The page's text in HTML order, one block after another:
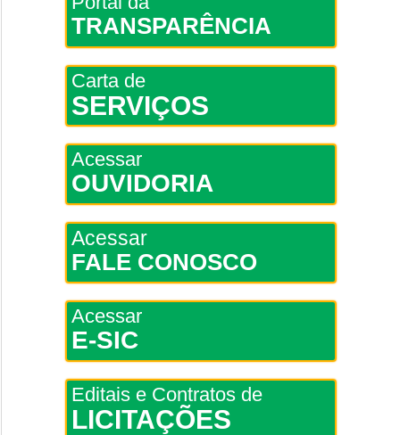
TRANSPARÊNCIA
Carta de
SERVIÇOS
Acessar
OUVIDORIA
Acessar
FALE CONOSCO
Acessar
E-SIC
Editais e Contratos de
LICITAÇÕES